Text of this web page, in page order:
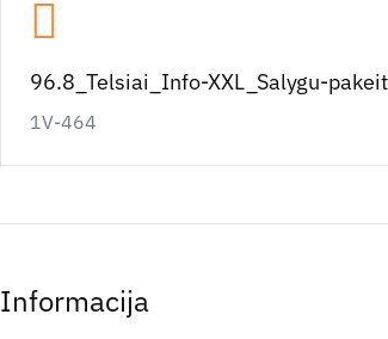
96.8_Telsiai_Info-XXL_Salygu-
1V-464
Informacija